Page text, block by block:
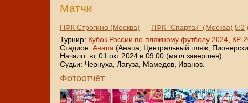
Матчи
ПФК Строгино (Москва) — ПФК "Спартак" (Москва) 5:2
Турнир: Кубок России по пляжному футболу 2024 КР-
Стадион: Анапа (Анапа, Центральный пляж,
Начало: вт, 01 окт 2024 в 09:00 (матч завершен).
Судьи: Чернуха, Лагуза, Мамедов, Иванов.
Фотоотчёт